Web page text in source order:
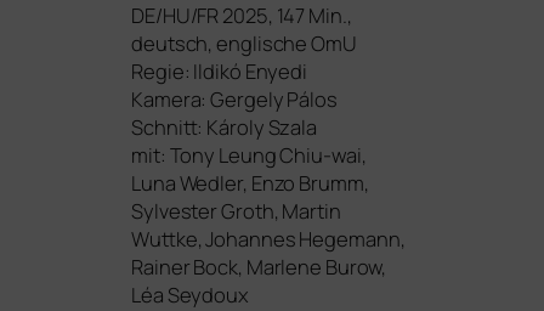
DE/HU/FR2025, 147 Min.,
deutsch, eng­li­sche OmU
Regie: Ildikó Enyedi
Kamera: Gergely Pálos
Schnitt: Károly Szala
mit: Tony Leung Chiu-wai,
Luna Wedler, Enzo Brumm,
Sylvester Groth, Martin
Wuttke, Johannes Hegemann,
Rainer Bock, Marlene Burow,
Léa Seydoux